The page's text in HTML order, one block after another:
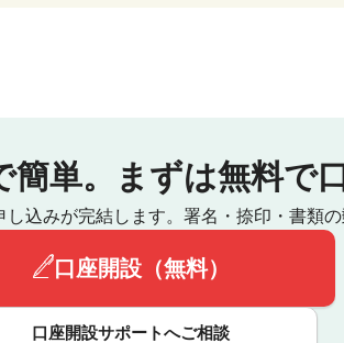
単。 まずは無料で
込みが完結します。 署名・捺印・書類の
口座開設（無料）
口座開設サポートへご相談